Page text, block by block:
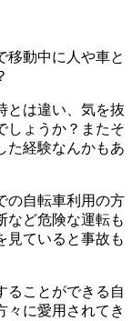
移動中に人や車と
とは違い、気を抜
しょうか？またそ
た経験なんかもあ
の自転車利用の方
など危険な運転も
見ていると事故も
ることができる自
々に愛用されてき